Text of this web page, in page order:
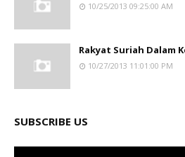
10/25/2013 09:25:00 AM
Rakyat Suriah Dalam
10/27/2013 11:01:00 PM
SUBSCRIBE US